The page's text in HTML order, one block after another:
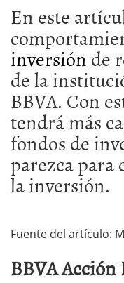
En este
inversiónde
de la
BBVA. Con
tendrá más
fondos de
parezca
la inversión.
Fuente del artículo:
BBVA